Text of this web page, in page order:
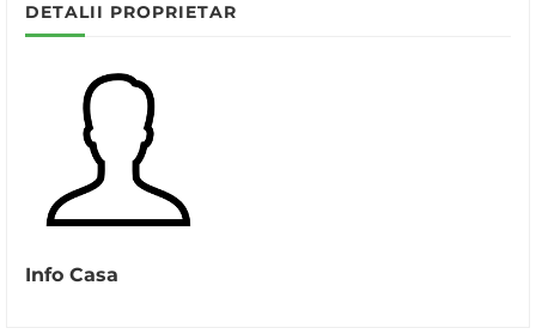
DETALII PROPRIETAR
Info Casa